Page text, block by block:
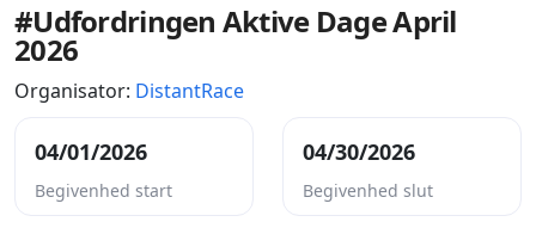
#Udfordringen Aktive Dage April
2026
Organisator: DistantRace
04/01/2026
Begivenhed start
04/30/2026
Begivenhed slut